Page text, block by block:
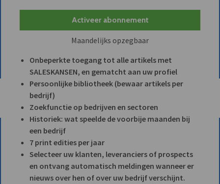
Activeer abonnement
Maandelijks opzegbaar
Onbeperkte toegang tot alle artikels met
SALESKANSEN, en gematcht aan uw profiel
Persoonlijke bibliotheek (bewaar artikels per
bedrijf)
Zoekfunctie op bedrijven en sectoren
Historiek: wat speelde de voorbije maanden bij
een bedrijf
7 print edities per jaar
Selecteer uw klanten, leveranciers of prospects
en ontvang automatisch meldingen wanneer er
nieuws over hen of over uw bedrijf verschijnt.